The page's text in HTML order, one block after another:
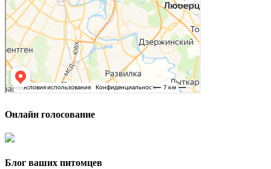
Онлайн голосование
Блог ваших питомцев